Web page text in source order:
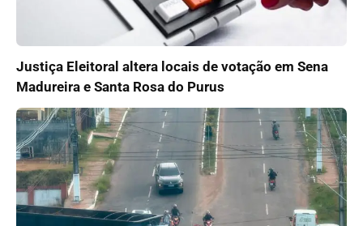
Justiça Eleitoral altera locais de votação em Sena
Madureira e Santa Rosa do Purus